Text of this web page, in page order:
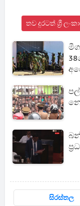
තව දුරටත් ශ්‍රී
සිරස්තල